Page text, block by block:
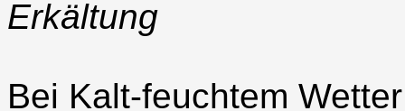
Erkältung
Bei Kalt-feuchtem